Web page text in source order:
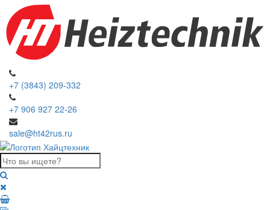
+7 (3843) 209-332
+7 906 927 22-26
sale@ht42rus.ru